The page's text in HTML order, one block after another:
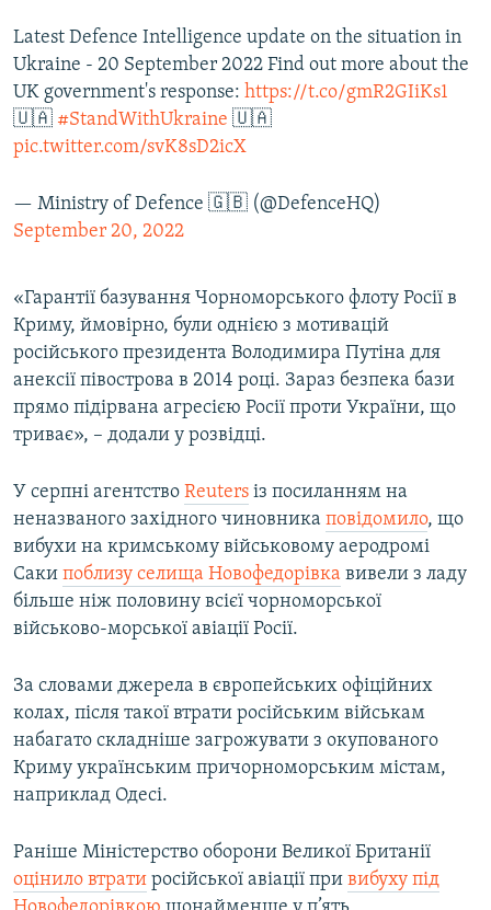
Latest Defence Intelligence update on the situation in
Ukraine - 20 September 2022 Find out more about the
UK government's response: https://t.co/gmR2GIiKs1
🇺🇦 #StandWithUkraine 🇺🇦
pic.twitter.com/svK8sD2icX
— Ministry of Defence 🇬🇧 (@DefenceHQ)
September 20, 2022
«Гарантії базування Чорноморського флоту Росії в
Криму, ймовірно, були однією з мотивацій
російського президента Володимира Путіна для
анексії півострова в 2014 році. Зараз безпека бази
прямо підірвана агресією Росії проти України, що
триває», – додали у розвідці.
У серпні агентство Reuters із посиланням на
неназваного західного чиновника повідомило, що
вибухи на кримському військовому аеродромі
Саки поблизу селища Новофедорівка вивели з ладу
більше ніж половину всієї чорноморської
військово-морської авіації Росії.
За словами джерела в європейських офіційних
колах, після такої втрати російським військам
набагато складніше загрожувати з окупованого
Криму українським причорноморським містам,
наприклад Одесі.
Раніше Міністерство оборони Великої Британії
оцінило втрати російської авіації при вибуху під